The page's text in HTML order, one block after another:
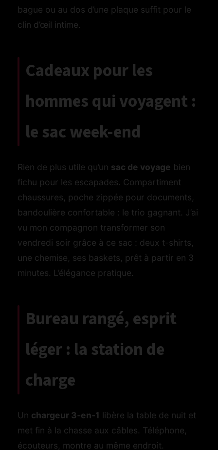
bague ou au dos d’une plaque suffit pour le
clin d’œil intime.
Cadeaux pour les
hommes qui voyagent :
le sac week-end
Rien de plus utile qu’un sac de voyage bien
fichu pour les escapades. Compartiment
chaussures, poche zippée pour documents,
bandoulière confortable : le trio gagnant. J’ai
vu mon compagnon transformer son
vendredi soir grâce à ce sac : deux t-shirts,
une chemise, ses baskets, prêt à partir en 3
minutes. L’élégance pratique.
Bureau rangé, esprit
léger : la station de
charge
Un chargeur 3‑en‑1 libère la table de nuit et
met fin à la chasse aux câbles. Téléphone,
écouteurs, montre au même endroit.